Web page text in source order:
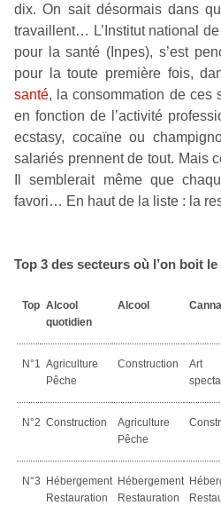
dix. On sait désormais dans
travaillent… L’Institut national
pour la santé (Inpes), s’est
pour la toute première fois,
santé, la consommation de ces
en fonction de l’activité
ecstasy, cocaïne ou
salariés prennent de tout. Mais
Il semblerait même que
favori… En haut de la liste : la
Top 3 des secteurs où l’on boit
Top Alcool
quotidien
Alcool
N°1 Agriculture
Pêche
Construction
N°2 Construction
Agriculture
Pêche
N°3
Hébergement
Restauration
Hébergement
Restauration